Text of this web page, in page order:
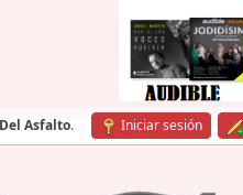
Asfalto. Iniciar sesión